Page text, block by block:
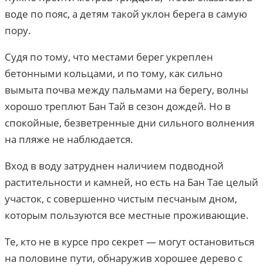
воде по пояс, а детям такой уклон берега в самую
пору.
Судя по тому, что местами берег укреплен
бетонными кольцами, и по тому, как сильно
вымыта почва между пальмами на берегу, волны
хорошо треплют Бан Тай в сезон дождей. Но в
спокойные, безветренные дни сильного волнения
на пляже не наблюдается.
Вход в воду затруднен наличием подводной
растительности и камней, но есть на Бан Тае целый
участок, с совершенно чистым песчаным дном,
которым пользуются все местные проживающие.
Те, кто не в курсе про секрет — могут остановиться
на половине пути, обнаружив хорошее дерево с